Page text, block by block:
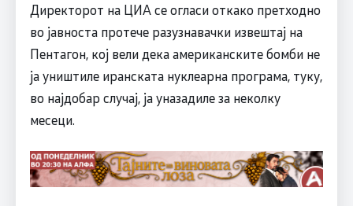
Директорот на ЦИА се огласи откако претходно
во јавноста протече разузнавачки извештај на
Пентагон, кој вели дека американските бомби не
ја уништиле иранската нуклеарна програма, туку,
во најдобар случај, ја уназадиле за неколку
месеци.